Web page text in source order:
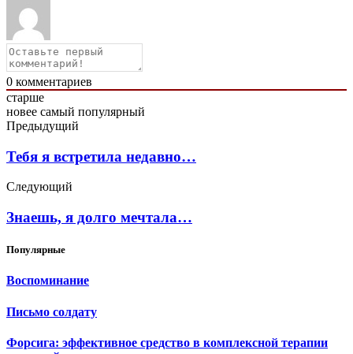
0 комментариев
старше
новее самый популярный
Предыдущий
Тебя я встретила недавно…
Следующий
Знаешь, я долго мечтала…
Популярные
Воспоминание
Письмо солдату
Форсига: эффективное средство в комплексной терапии